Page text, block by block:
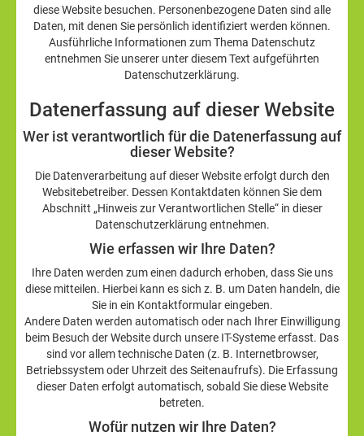
diese Website besuchen. Personenbezogene Daten sind alle
Daten, mit denen Sie persönlich identifiziert werden können.
Ausführliche Informationen zum Thema Datenschutz
entnehmen Sie unserer unter diesem Text aufgeführten
Datenschutzerklärung.
Datenerfassung auf dieser Website
Wer ist verantwortlich für die Datenerfassung auf
dieser Website?
Die Datenverarbeitung auf dieser Website erfolgt durch den
Websitebetreiber. Dessen Kontaktdaten können Sie dem
Abschnitt „Hinweis zur Verantwortlichen Stelle“ in dieser
Datenschutzerklärung entnehmen.
Wie erfassen wir Ihre Daten?
Ihre Daten werden zum einen dadurch erhoben, dass Sie uns
diese mitteilen. Hierbei kann es sich z. B. um Daten handeln, die
Sie in ein Kontaktformular eingeben.
Andere Daten werden automatisch oder nach Ihrer Einwilligung
beim Besuch der Website durch unsere IT-Systeme erfasst. Das
sind vor allem technische Daten (z. B. Internetbrowser,
Betriebssystem oder Uhrzeit des Seitenaufrufs). Die Erfassung
dieser Daten erfolgt automatisch, sobald Sie diese Website
betreten.
Wofür nutzen wir Ihre Daten?